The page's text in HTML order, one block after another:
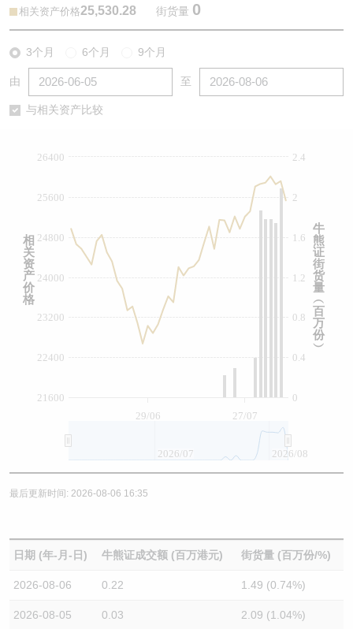
相关资产价格25,530.28 街货量 0
3个月 6个月 9个月
由 至
与相关资产比较
29/06 27/07
0
0.4
0.8
1.2
1.6
2
2.4
21600
22400
23200
24000
24800
25600
26400
2026/07 2026/08
牛
熊
证
街
货
量
︵
百
万
份
︶
相
关
资
产
价
格
最后更新时间: 2026-08-06 16:35
日期 (年-月-日) 牛熊证成交额 (百万港元) 街货量 (百万份/%)
2026-08-06 0.22 1.49 (0.74%)
2026-08-05 0.03 2.09 (1.04%)
认股证/牛熊证日志
牛熊证到期结算价查找
牛熊证文件及公告 (瑞信)
中资ETFs溢价比较
收市竞价变化